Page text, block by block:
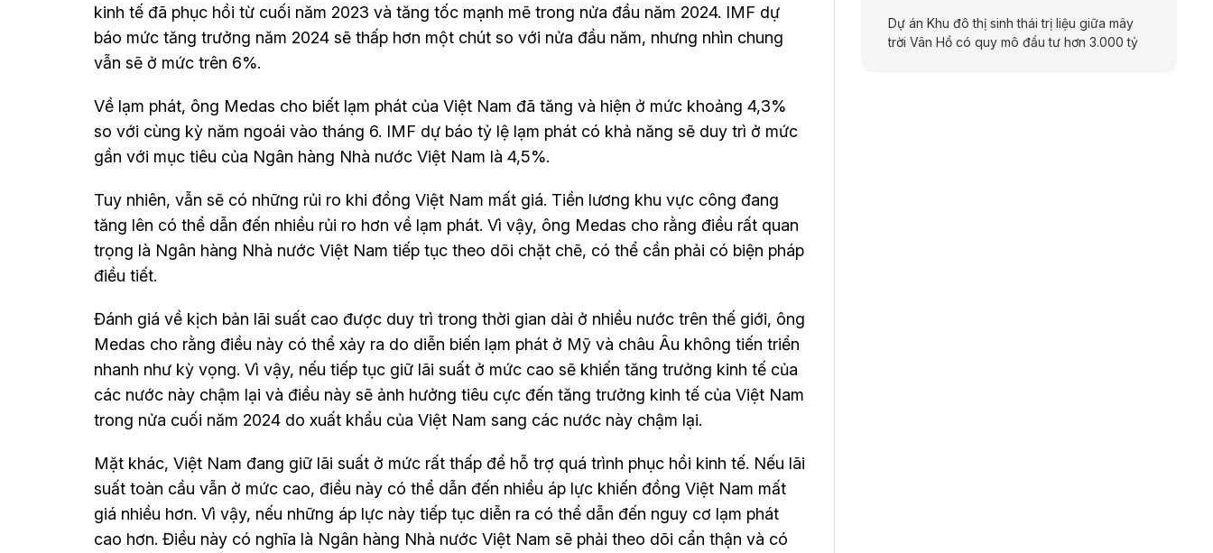
kinh tế đã phục hồi từ cuối năm 2023 và tăng tốc mạnh mẽ trong nửa đầu năm 2024. IMF dự
báo mức tăng trưởng năm 2024 sẽ thấp hơn một chút so với nửa đầu năm, nhưng nhìn chung
vẫn sẽ ở mức trên 6%.
Về lạm phát, ông Medas cho biết lạm phát của Việt Nam đã tăng và hiện ở mức khoảng 4,3%
so với cùng kỳ năm ngoái vào tháng 6. IMF dự báo tỷ lệ lạm phát có khả năng sẽ duy trì ở mức
gần với mục tiêu của Ngân hàng Nhà nước Việt Nam là 4,5%.
Tuy nhiên, vẫn sẽ có những rủi ro khi đồng Việt Nam mất giá. Tiền lương khu vực công đang
tăng lên có thể dẫn đến nhiều rủi ro hơn về lạm phát. Vì vậy, ông Medas cho rằng điều rất quan
trọng là Ngân hàng Nhà nước Việt Nam tiếp tục theo dõi chặt chẽ, có thể cần phải có biện pháp
điều tiết.
Đánh giá về kịch bản lãi suất cao được duy trì trong thời gian dài ở nhiều nước trên thế giới, ông
Medas cho rằng điều này có thể xảy ra do diễn biến lạm phát ở Mỹ và châu Âu không tiến triển
nhanh như kỳ vọng. Vì vậy, nếu tiếp tục giữ lãi suất ở mức cao sẽ khiến tăng trưởng kinh tế của
các nước này chậm lại và điều này sẽ ảnh hưởng tiêu cực đến tăng trưởng kinh tế của Việt Nam
trong nửa cuối năm 2024 do xuất khẩu của Việt Nam sang các nước này chậm lại.
Mặt khác, Việt Nam đang giữ lãi suất ở mức rất thấp để hỗ trợ quá trình phục hồi kinh tế. Nếu lãi
suất toàn cầu vẫn ở mức cao, điều này có thể dẫn đến nhiều áp lực khiến đồng Việt Nam mất
giá nhiều hơn. Vì vậy, nếu những áp lực này tiếp tục diễn ra có thể dẫn đến nguy cơ lạm phát
cao hơn. Điều này có nghĩa là Ngân hàng Nhà nước Việt Nam sẽ phải theo dõi cẩn thận và có
Dự án Khu đô thị sinh thái trị liệu giữa mây
trời Vân Hồ có quy mô đầu tư hơn 3.000 tỷ